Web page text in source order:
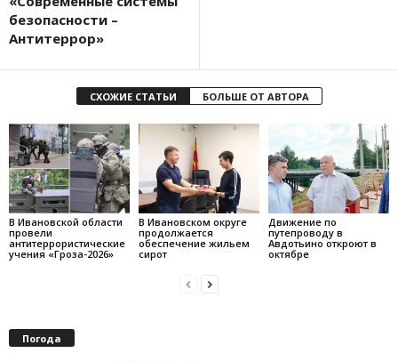
безопасности –
Антитеррор»
СХОЖИЕ СТАТЬИ БОЛЬШЕ ОТ АВТОРА
В Ивановской области
провели
антитеррористические
учения «Гроза-2026»
В Ивановском округе
продолжается
обеспечение жильем
сирот
Движение по
путепроводу в
Авдотьино откроют в
октябре
Погода